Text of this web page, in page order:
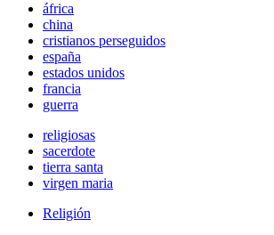
áfrica
china
cristianos perseguidos
españa
estados unidos
francia
guerra
religiosas
sacerdote
tierra santa
virgen maria
Religión